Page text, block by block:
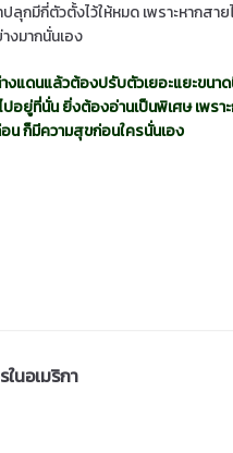
ลุกมีกี่ตัวตั้งไว้ให้หมด เพราะหากสา
งมากนั่นเอง
แดนแล้วต้องปรับตัวเยอะแยะขนา
อยู่ที่นั่น ยิ่งต้องอ่านเป็นพิเศษ เพรา
น ก็มีความสุขก่อนใครนั่นเอง
นอเมริกา